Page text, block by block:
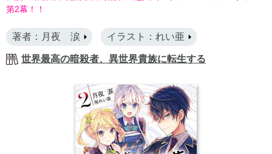
第2幕！！
著者：月夜 涙 イラスト：れい亜
世界最高の暗殺者、異世界貴族に転生する